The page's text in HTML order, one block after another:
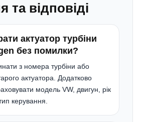
та відповіді
актуатор турбіни
без помилки?
з номера турбіни або
актуатора. Додатково
модель VW, двигун, рік
керування.